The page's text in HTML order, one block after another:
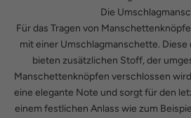
Die
Für das Tragen von
mit einer Umschlagmanschette.
bieten zusätzlichen Stoff, der
Manschettenknöpfen verschlossen
eine elegante Note und sorgt für den
einem festlichen Anlass wie zum